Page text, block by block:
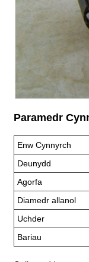
Paramedr
Enw Cynnyrch
Deunydd
Agorfa
Diamedr allanol
Uchder
Bariau